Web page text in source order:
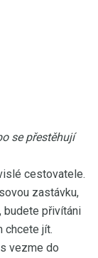
se přestěhují
cestovatele.
zastávku,
budete přivítáni
chcete jít.
vezme do